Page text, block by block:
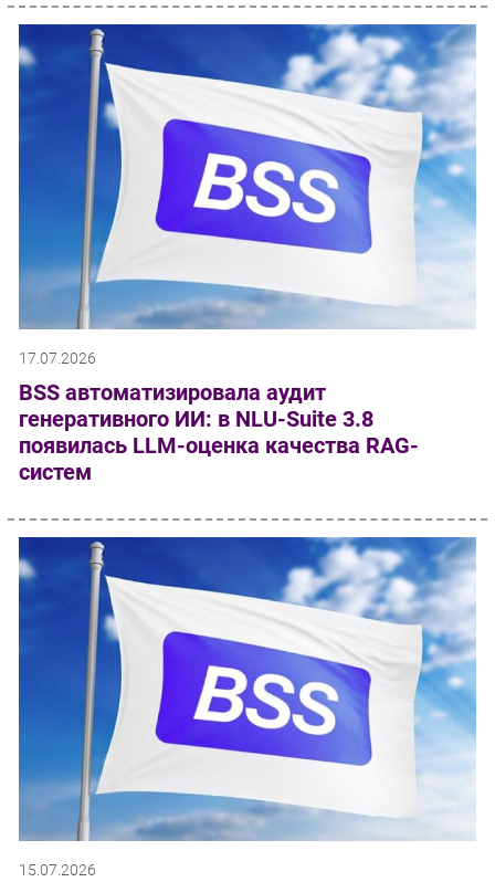
17.07.2026
BSS автоматизировала аудит
генеративного ИИ: в NLU-Suite 3.8
появилась LLM-оценка качества RAG-
систем
15.07.2026